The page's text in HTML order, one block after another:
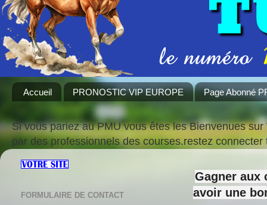
Accueil PRONOSTIC VIP EUROPE Page Abonné
Si vous pariez au PMU vous êtes les Bienvenues
par des professionnels des courses.restez
Gagner aux
avoir une
FORMULAIRE DE CONTACT